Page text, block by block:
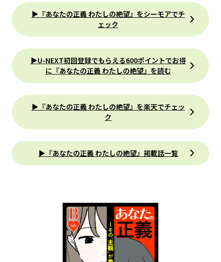
▶『あなたの正義 わたしの絶望』をシーモアでチ
ェック
▶U-NEXT初回登録でもらえる600ポイントでお得
に『あなたの正義 わたしの絶望』を読む
▶『あなたの正義 わたしの絶望』を楽天でチェッ
ク
▶『あなたの正義 わたしの絶望』掲載話一覧